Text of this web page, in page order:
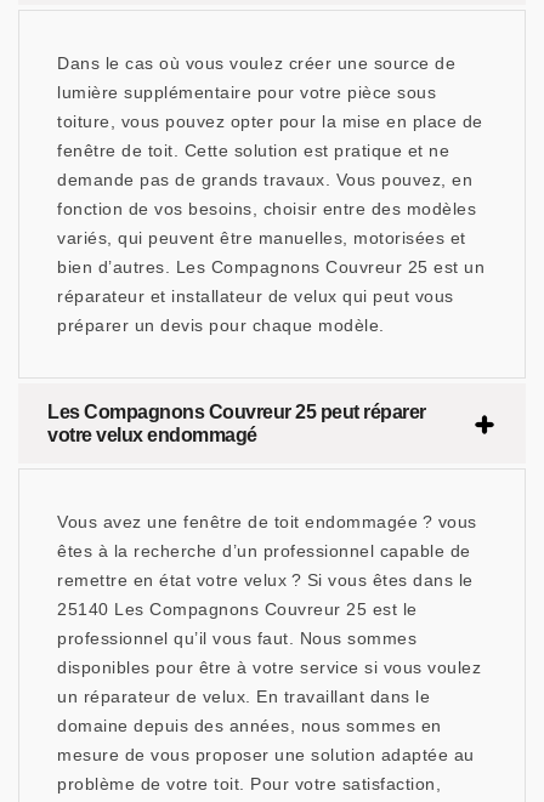
Dans le cas où vous voulez créer une source de
lumière supplémentaire pour votre pièce sous
toiture, vous pouvez opter pour la mise en place de
fenêtre de toit. Cette solution est pratique et ne
demande pas de grands travaux. Vous pouvez, en
fonction de vos besoins, choisir entre des modèles
variés, qui peuvent être manuelles, motorisées et
bien d’autres. Les Compagnons Couvreur 25 est un
réparateur et installateur de velux qui peut vous
préparer un devis pour chaque modèle.
Les Compagnons Couvreur 25 peut réparer
votre velux endommagé
Vous avez une fenêtre de toit endommagée ? vous
êtes à la recherche d’un professionnel capable de
remettre en état votre velux ? Si vous êtes dans le
25140 Les Compagnons Couvreur 25 est le
professionnel qu’il vous faut. Nous sommes
disponibles pour être à votre service si vous voulez
un réparateur de velux. En travaillant dans le
domaine depuis des années, nous sommes en
mesure de vous proposer une solution adaptée au
problème de votre toit. Pour votre satisfaction,